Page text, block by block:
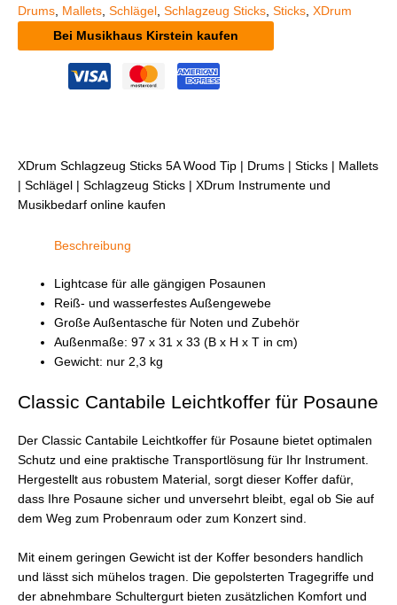
Drums Mallets Schlägel Schlagzeug Sticks Sticks XDrum
Bei Musikhaus Kirstein kaufen
XDrum Schlagzeug Sticks 5A Wood Tip | Drums | Sticks | Mallets
| Schlägel | Schlagzeug Sticks | XDrum Instrumente und
Musikbedarf online kaufen
Beschreibung
Lightcase für alle gängigen Posaunen
Reiß- und wasserfestes Außengewebe
Große Außentasche für Noten und Zubehör
Außenmaße: 97 x 31 x 33 (B x H x T in cm)
Gewicht: nur 2,3 kg
Classic Cantabile Leichtkoffer für Posaune
Der Classic Cantabile Leichtkoffer für Posaune bietet optimalen
Schutz und eine praktische Transportlösung für Ihr Instrument.
Hergestellt aus robustem Material, sorgt dieser Koffer dafür,
dass Ihre Posaune sicher und unversehrt bleibt, egal ob Sie auf
dem Weg zum Probenraum oder zum Konzert sind.
Mit einem geringen Gewicht ist der Koffer besonders handlich
und lässt sich mühelos tragen. Die gepolsterten Tragegriffe und
der abnehmbare Schultergurt bieten zusätzlichen Komfort und